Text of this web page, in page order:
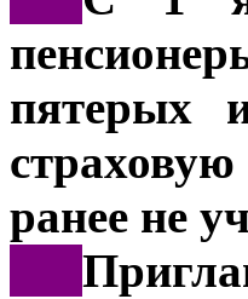
пятерых
ранее не